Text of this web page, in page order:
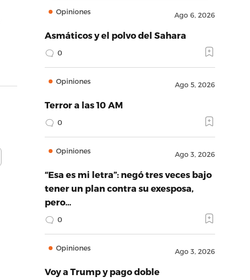
Opiniones Ago 6, 2026
Asmáticos y el polvo del Sahara
0
Opiniones Ago 5, 2026
Terror a las 10 AM
0
Opiniones Ago 3, 2026
“Esa es mi letra”: negó tres veces bajo
tener un plan contra su exesposa,
pero…
0
Opiniones Ago 3, 2026
Voy a Trump y pago doble